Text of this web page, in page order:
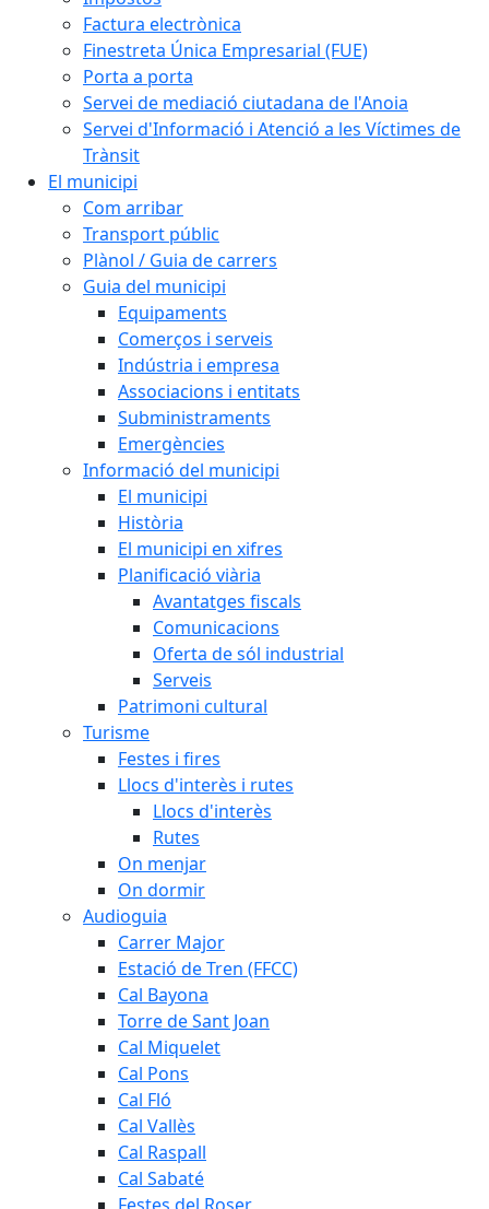
Factura electrònica
Finestreta Única Empresarial (FUE)
Porta a porta
Servei de mediació ciutadana de l'Anoia
Servei d'Informació i Atenció a les Víctimes de
Trànsit
El municipi
Com arribar
Transport públic
Plànol / Guia de carrers
Guia del municipi
Equipaments
Comerços i serveis
Indústria i empresa
Associacions i entitats
Subministraments
Emergències
Informació del municipi
El municipi
Història
El municipi en xifres
Planificació viària
Avantatges fiscals
Comunicacions
Oferta de sól industrial
Serveis
Patrimoni cultural
Turisme
Festes i fires
Llocs d'interès i rutes
Llocs d'interès
Rutes
On menjar
On dormir
Audioguia
Carrer Major
Estació de Tren (FFCC)
Cal Bayona
Torre de Sant Joan
Cal Miquelet
Cal Pons
Cal Fló
Cal Vallès
Cal Raspall
Cal Sabaté